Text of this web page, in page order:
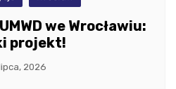
we Wrocławiu:
projekt!
2026